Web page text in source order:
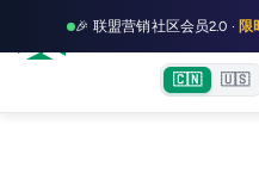
🎉 联盟营销社区会员2.0 · 限
富裕者联盟 首页文章
🇨🇳 🇺🇸